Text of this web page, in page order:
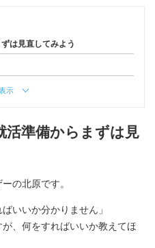
は見直してみよう
示
活準備からまずは見
の北原です。
いいか分かりません」
が、何をすればいいか教えてほ